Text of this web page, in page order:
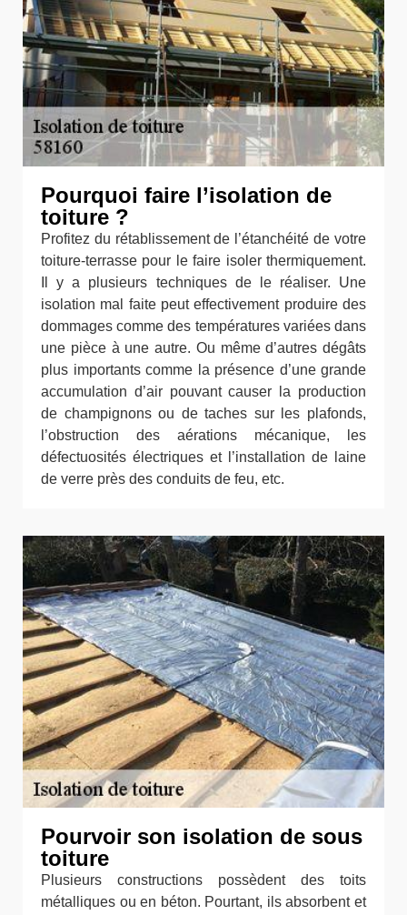
Pourquoi faire l’isolation de
toiture ?
Profitez du rétablissement de l’étanchéité de votre
toiture-terrasse pour le faire isoler thermiquement.
Il y a plusieurs techniques de le réaliser. Une
isolation mal faite peut effectivement produire des
dommages comme des températures variées dans
une pièce à une autre. Ou même d’autres dégâts
plus importants comme la présence d’une grande
accumulation d’air pouvant causer la production
de champignons ou de taches sur les plafonds,
l’obstruction des aérations mécanique, les
défectuosités électriques et l’installation de laine
de verre près des conduits de feu, etc.
Pourvoir son isolation de sous
toiture
Plusieurs constructions possèdent des toits
métalliques ou en béton. Pourtant, ils absorbent et